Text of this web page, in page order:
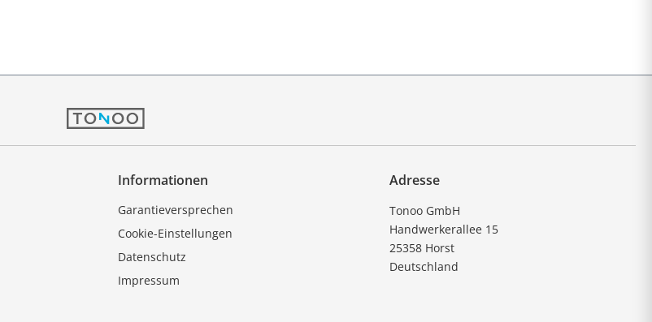
Informationen
Garantieversprechen
Cookie-Einstellungen
Datenschutz
Impressum
Adresse
Tonoo GmbH
Handwerkerallee 15
25358 Horst
Deutschland